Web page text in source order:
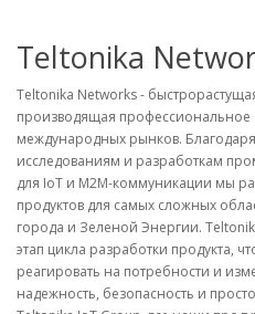
Посмотреть адрес в 2GIS
Teltonika
Teltonika Networks -
производящая профессиональное
международных рынков.
исследованиям и разработкам
для IoT и M2M-коммуникации мы
продуктов для самых сложных
города и Зеленой Энергии.
этап цикла разработки продукта,
реагировать на потребности и
надежность, безопасность и